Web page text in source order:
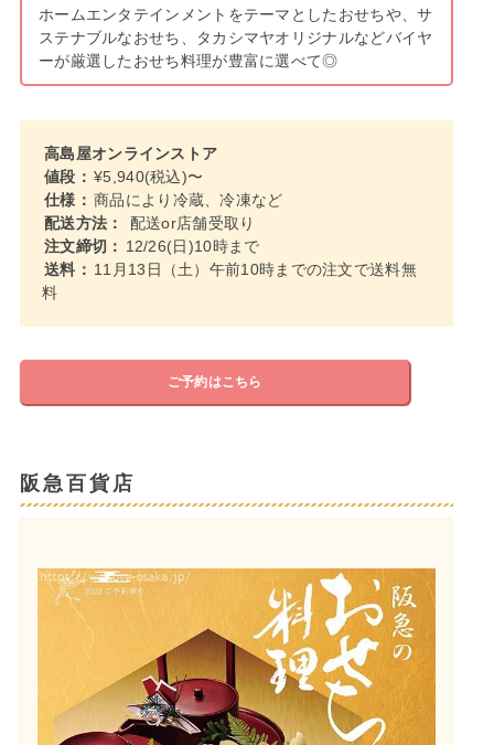
ホームエンタテインメントをテーマとしたおせちや、サ
ステナブルなおせち、タカシマヤオリジナルなどバイヤ
ーが厳選したおせち料理が豊富に選べて◎
高島屋オンラインストア
値段： ¥5,940(税込)〜
仕様： 商品により冷蔵、冷凍など
配送方法：
配送or店舗受取り
注文締切： 12/26(日)10時まで
送料： 11月13日（土）午前10時までの注文で送料無
料
ご予約はこちら
阪急百貨店